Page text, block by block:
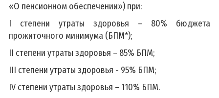
«О пенсионном обеспечении») при:
I степени утраты здоровья – 80% бюджета
прожиточного минимума (БПМ*);
II степени утраты здоровья – 85% БПМ;
III степени утраты здоровья - 95% БПМ;
IV степени утраты здоровья – 110% БПМ.